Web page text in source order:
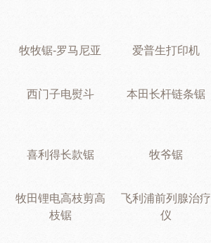
牧牧锯-罗马尼亚 爱普生打印机
西门子电熨斗 本田长杆链条锯
喜利得长款锯 牧爷锯
牧田锂电高枝剪高
枝锯
飞利浦前列腺治疗
仪